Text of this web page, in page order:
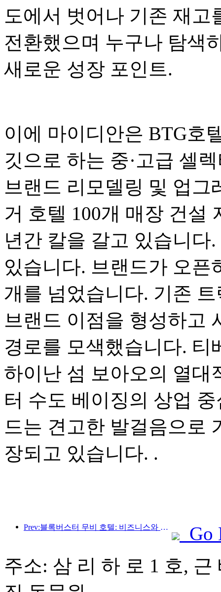
도에서 벗어나 기존 재
전환했으며 누구나 탐색
새로운 성장 포인트.
이에 마이디안은 BTG호
깃으로 하는 중·고급 셀
브랜드 리모델링 및 업
거 호텔 100개 매장 건설
년간 칼을 갈고 있습니다
있습니다. 브랜드가 오픈
개를 넘었습니다. 기존
브랜드 이점을 형성하고
경로를 모색했습니다.
하이난 섬 보아오의 열대
터 수도 베이징의 상업
드는 견고한 발걸음으로
장되고 있습니다. .
Prev:블록버스터 무비 호텔: 비즈니스와 영화의 완벽한 융합
Go
주소: 삼 리 하 로 1 호,